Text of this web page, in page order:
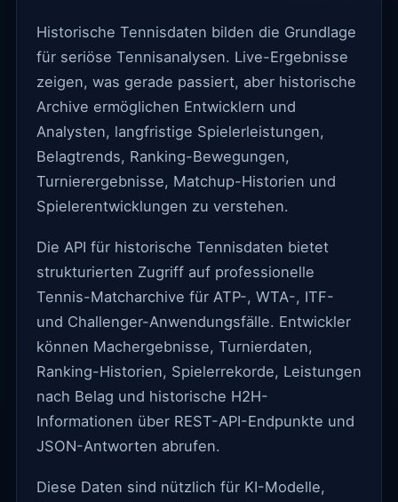
Historische Tennisdaten bilden die Grundlage
für seriöse Tennisanalysen. Live-Ergebnisse
zeigen, was gerade passiert, aber historische
Archive ermöglichen Entwicklern und
Analysten, langfristige Spielerleistungen,
Belagtrends, Ranking-Bewegungen,
Turnierergebnisse, Matchup-Historien und
Spielerentwicklungen zu verstehen.
Die API für historische Tennisdaten bietet
strukturierten Zugriff auf professionelle
Tennis-Matcharchive für ATP-, WTA-, ITF-
und Challenger-Anwendungsfälle. Entwickler
können Machergebnisse, Turnierdaten,
Ranking-Historien, Spielerrekorde, Leistungen
nach Belag und historische H2H-
Informationen über REST-API-Endpunkte und
JSON-Antworten abrufen.
Diese Daten sind nützlich für KI-Modelle,
Your email